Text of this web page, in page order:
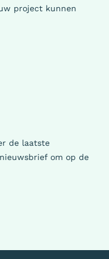
project kunnen
de laatste
om op de